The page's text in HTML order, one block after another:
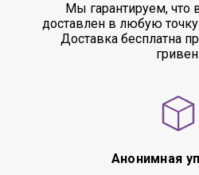
Мы гарантируем, что
доставлен в любую
Доставка бесплатна
гривен.
Анонимная